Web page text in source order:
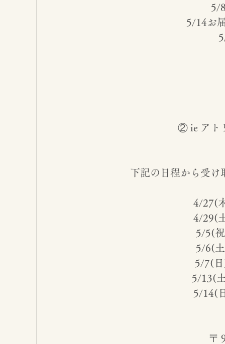
5/
5/14お
② ie アト
下記の日程から受け
4/27(
4/29(
5/5(
5/6(
5/7(
5/13(
5/14(
〒